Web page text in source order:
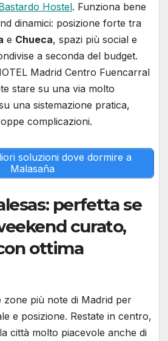
Hostel. Funziona bene
dinamici: posizione forte tra
e Chueca, spazi più social e
a seconda del budget.
Madrid Centro Fuencarral
stare su una via molto
una sistemazione pratica,
complicazioni.
soluzioni dove dormire a
Malasaña
perfetta se
curato,
ottima
zone più note di Madrid per
e posizione. Restate in centro,
città molto piacevole anche di